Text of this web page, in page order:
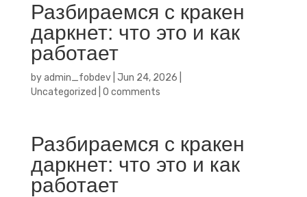
Разбираемся с кракен
даркнет: что это и как
работает
byadmin_fobdev| Jun 24, 2026
Uncategorized
0 comments
Разбираемся с кракен
даркнет: что это и как
работает